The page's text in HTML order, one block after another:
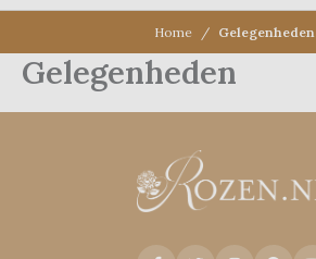
Home Gelegenheden
Gelegenheden